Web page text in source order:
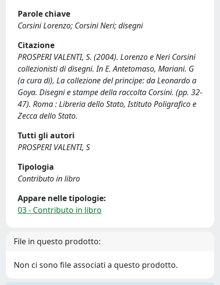
Parole chiave
Corsini Lorenzo; Corsini Neri; disegni
Citazione
PROSPERI VALENTI, S. (2004). Lorenzo e Neri Corsini
collezionisti di disegni. In E. Antetomaso, Mariani. G
(a cura di), La collezione del principe: da Leonardo a
Goya. Disegni e stampe della raccolta Corsini. (pp. 32-
47). Roma : Libreria dello Stato, Istituto Poligrafico e
Zecca dello Stato.
Tutti gli autori
PROSPERI VALENTI, S
Tipologia
Contributo in libro
Appare nelle tipologie:
03 - Contributo in libro
File in questo prodotto:
Non ci sono file associati a questo prodotto.